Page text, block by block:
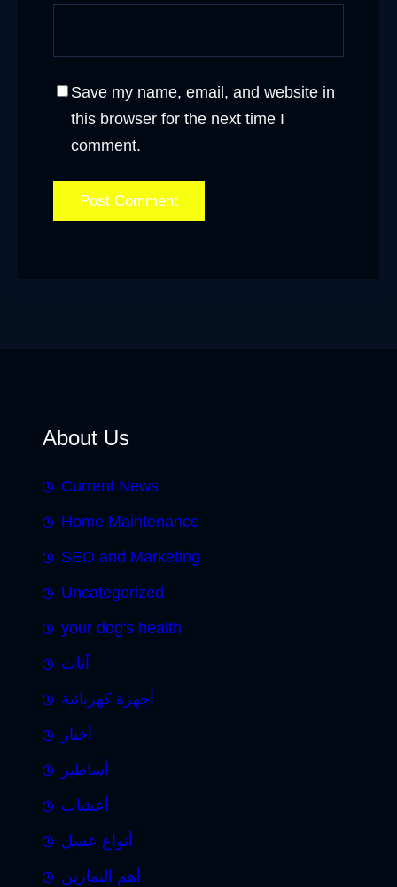
Save my name, email, and website in
this browser for the next time I
comment.
About Us
Current News
Home Maintenance
SEO and Marketing
Uncategorized
your dog's health
أثاث
أجهزة كهربائية
أخبار
أساطير
أعشاب
أنواع عسل
أهم التمارين